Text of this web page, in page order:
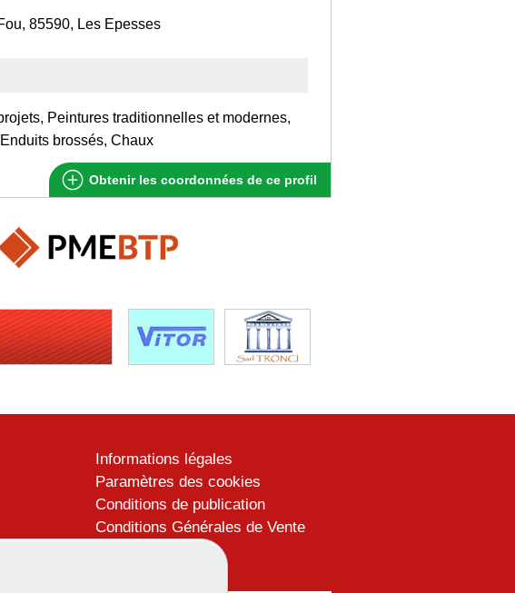
85590, Les Epesses
Peintures traditionnelles et modernes,
brossés, Chaux
Obtenir les coordonnées de ce profil
Informations légales
Paramètres des cookies
Conditions de publication
Conditions Générales de Vente